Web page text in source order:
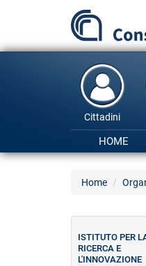
principale
Cittadini
HOME
Home
ISTITUTO PER
RICERCA E
L'INNOVAZIONE